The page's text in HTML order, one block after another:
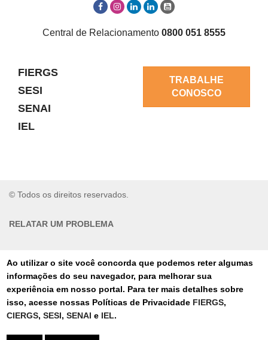
Ao utilizar o site você concorda que podemos reter algumas
informações do seu navegador, para melhorar sua
experiência em nosso portal. Para ter mais detalhes sobre
isso, acesse nossas Políticas de Privacidade FIERGS,
CIERGS,SESI,SENAIe IEL.
Central de Relacionamento 0800 051 8555
FIERGS
SESI
SENAI
IEL
TRABALHE
CONOSCO
© Todos os direitos reservados.
RELATAR UM PROBLEMA
PORTAL DE COMPRAS
TERMOS DE USO